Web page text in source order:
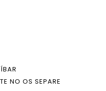
NO OS SEPARE